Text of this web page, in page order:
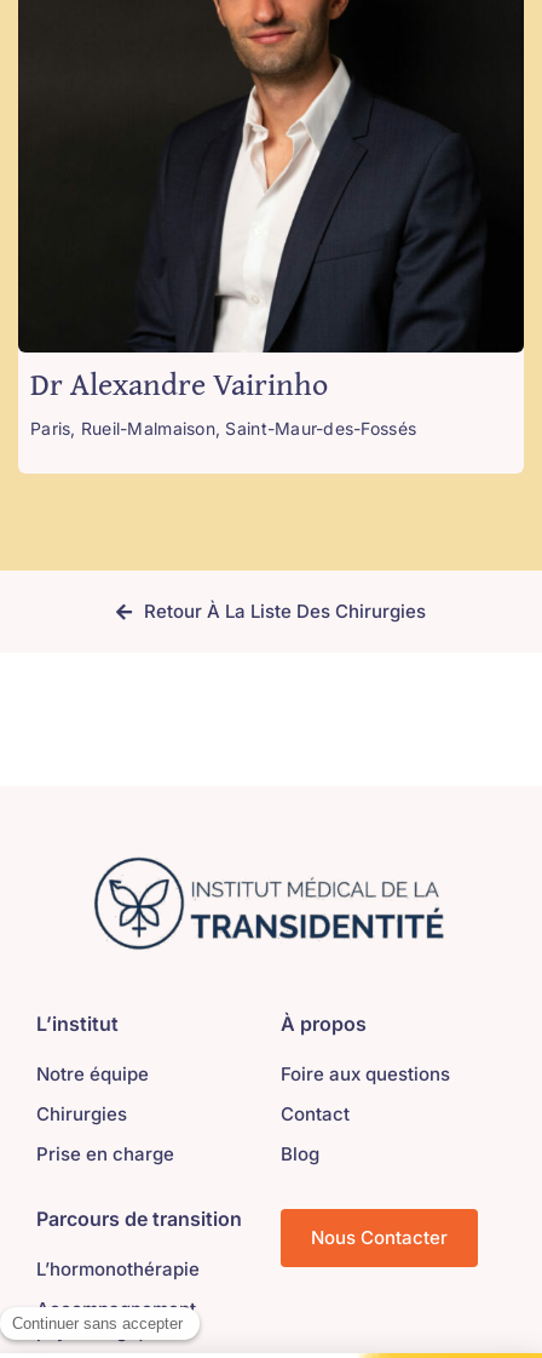
Dr Alexandre Vairinho
Paris, Rueil-Malmaison, Saint-Maur-des-Fossés
Retour À La Liste Des Chirurgies
L’institut
Notre équipe
Chirurgies
Prise en charge
À propos
Foire aux questions
Contact
Blog
Parcours de transition
L’hormonothérapie
Accompagnement
psychologique
Nous Contacter